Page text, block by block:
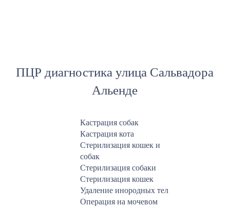
ПЦР диагностика улица Сальвадора
Альенде
Кастрация собак
Кастрация кота
Стерилизация кошек и
собак
Стерилизация собаки
Стерилизация кошек
Удаление инородных тел
Операция на мочевом